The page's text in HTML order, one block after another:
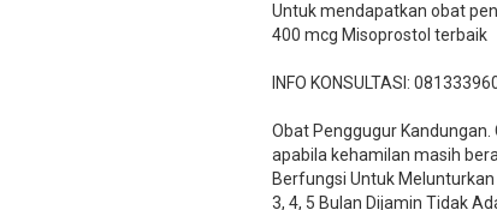
Untuk mendapatkan obat
400 mcg Misoprostol terbaik
INFO KONSULTASI:
​Obat Penggugur
apabila kehamilan masih
Berfungsi Untuk
3, 4, 5 Bulan Dijamin Tidak